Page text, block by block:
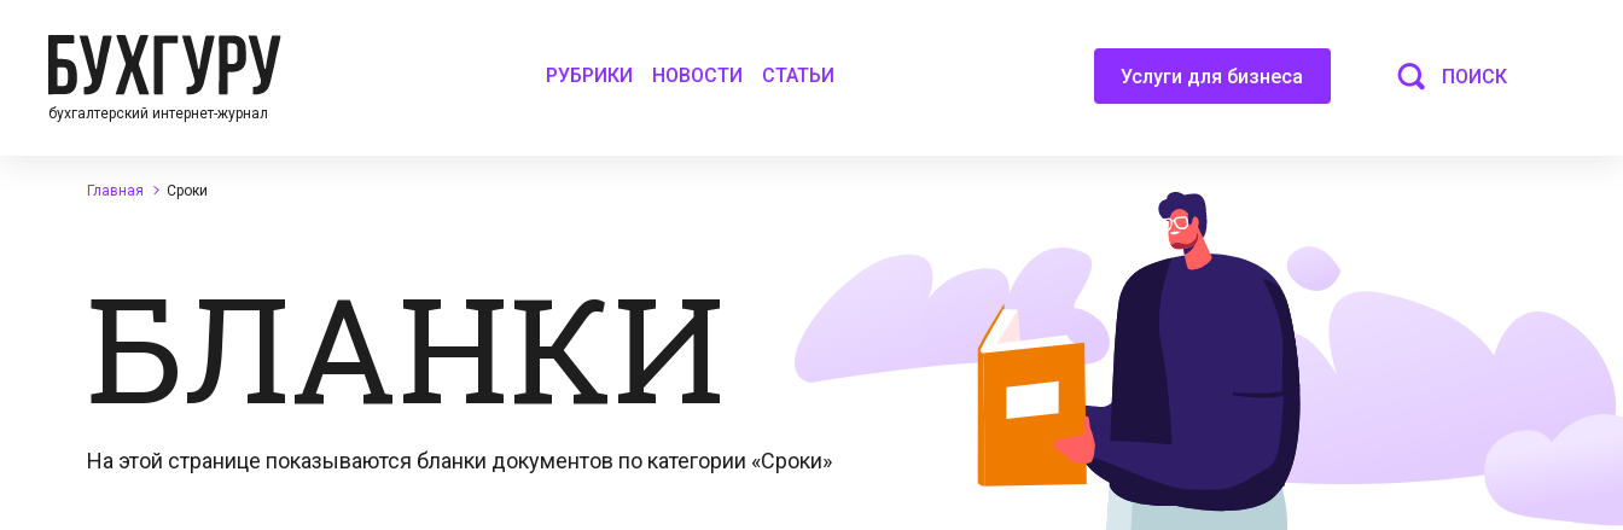
бухгалтерский интернет-журнал
РУБРИКИ НОВОСТИ СТАТЬИ Услуги для бизнеса ПОИСК
Главная Сроки
БЛАНКИ
На этой странице показываются бланки документов по категории «Сроки»